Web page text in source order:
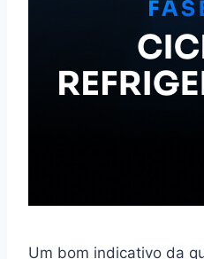
Um bom indicativo da